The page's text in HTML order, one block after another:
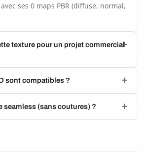
ses 0 maps PBR (diffuse, normal,
texture pour un projet commercial
sont compatibles ?
seamless (sans coutures) ?